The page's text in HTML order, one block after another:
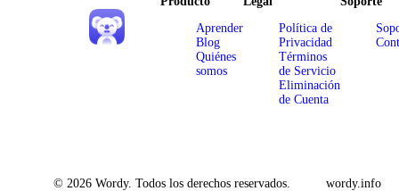
Aprender
Blog
Quiénes
somos
Política de
Privacidad
Términos
de Servicio
Eliminación
de Cuenta
© 2026 Wordy. Todos los derechos reservados. wordy.info